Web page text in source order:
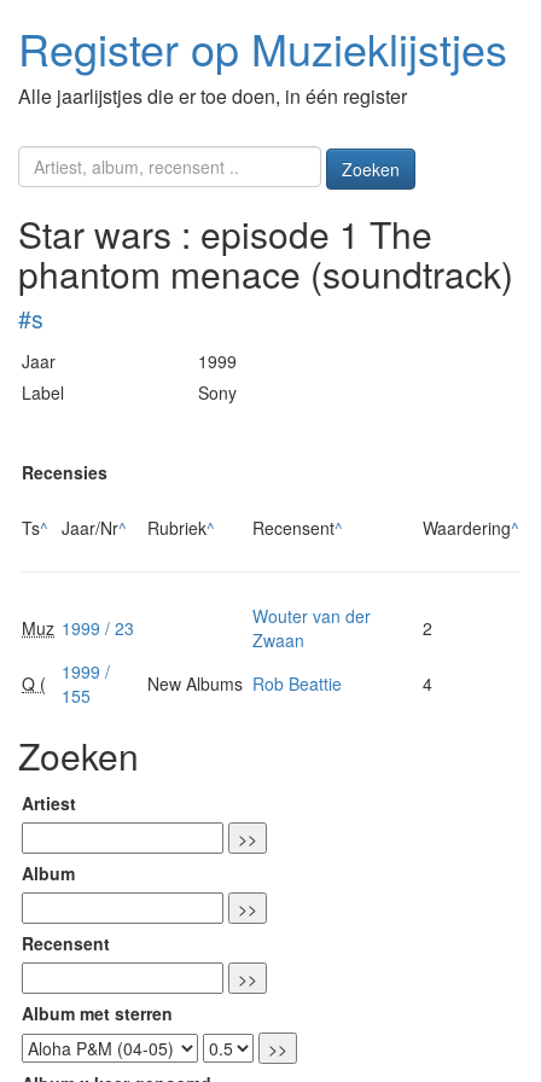
Register op Muzieklijstjes
Alle jaarlijstjes die er toe doen, in één register
Zoeken
Star wars : episode 1 The
phantom menace (soundtrack)
#s
Jaar
1999
Label
Sony
Recensies
Ts^ Jaar/Nr^ Rubriek^ Recensent^ Waardering^
Muz 1999 / 23
Wouter van der
Zwaan
2
Q (
1999 /
155
New Albums Rob Beattie 4
Zoeken
Artiest
Album
Recensent
Album met sterren